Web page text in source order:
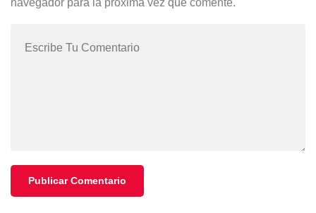
navegador para la próxima vez que comente.